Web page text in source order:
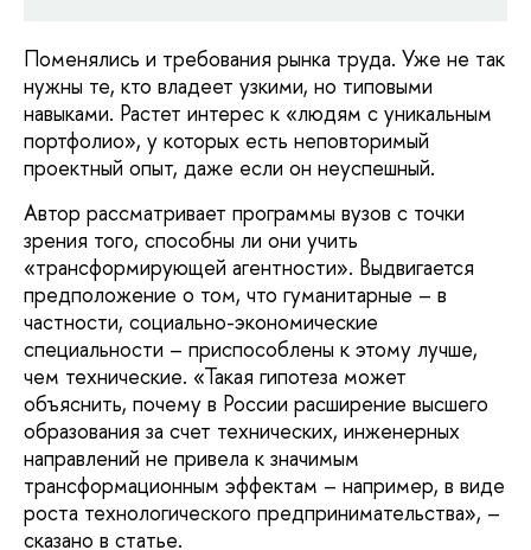
Поменялись и требования рынка труда. Уже не так
нужны те, кто владеет узкими, но типовыми
навыками. Растет интерес к «людям с уникальным
портфолио», у которых есть неповторимый
проектный опыт, даже если он неуспешный.
Автор рассматривает программы вузов с точки
зрения того, способны ли они учить
«трансформирующей агентности». Выдвигается
предположение о том, что гуманитарные – в
частности, социально-экономические
специальности – приспособлены к этому лучше,
чем технические. «Такая гипотеза может
объяснить, почему в России расширение высшего
образования за счет технических, инженерных
направлений не привела к значимым
трансформационным эффектам – например, в виде
роста технологического предпринимательства», –
сказано в статье.